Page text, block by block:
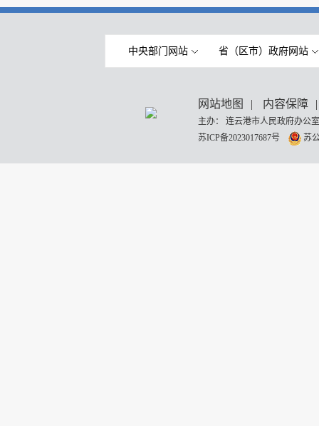
中央部门网站 省（区市）政府网站
网站地图 | 内容保障 |
主办： 连云港市人民政府办
苏ICP备2023017687号
苏